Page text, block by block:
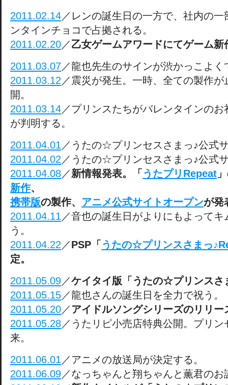
2011.02.14／レンの誕生日の一方で、社内の
ンタインチョコで占拠される。
2011.02.20／乙女ゲームアワードにてゲーム新
2011.03.07／龍也先生のサインが渋かっこよく
2011.03.12 ／震災が発生。一時、全ての製作
開。
2011.03.14／プリンスたちがバレンタインの
が判明する。
2011.04.01 ／うたの☆プリンセスさまっ♪公式
2011.04.02 ／うたの☆プリンセスさまっ♪公式
2011.04.08／新情報発表。「 うたプリRepeat
新作、
携帯版の製作、 アニメ公式サイトオープンが発
2011.04.11 ／音也の誕生日がよりにもよって
う。
2011.04.22 ／PSP「 うたの☆プリンスさまっ
定。
2011.05.09／ケイタイ版「うたの☆プリンスさ
2011.05.15／龍也さんの誕生日を全力で祝う。
2011.05.20／ アイドルソングシリーズのリリー
2011.05.28／うたリピ小売店特典公開。プリ
来。
2011.06.01 ／アニメの放送局が決定する。
2011.06.09／なっちゃんと翔ちゃんと薫君の